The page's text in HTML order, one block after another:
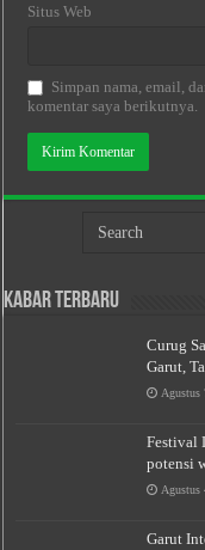
Situs Web
Simpan nama, email,
komentar saya berikutnya.
Kabar Terbaru
Curug
Garut,
Agustus
Festival
potensi
Agustus
Garut